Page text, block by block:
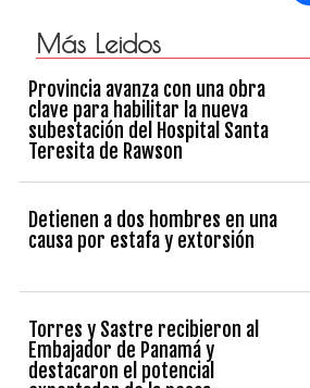
Más Leidos
Provincia avanza con una obra
clave para habilitar la nueva
subestación del Hospital Santa
Teresita de Rawson
Detienen a dos hombres en una
causa por estafa y extorsión
Torres y Sastre recibieron al
Embajador de Panamá y
destacaron el potencial